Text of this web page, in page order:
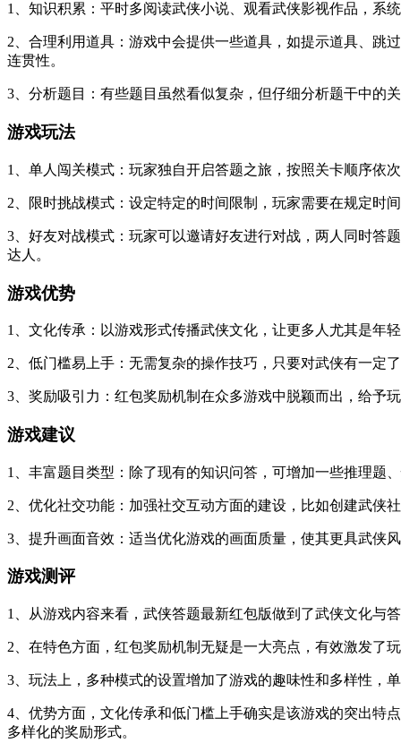
1、知识积累：平时多阅读武侠小说、观看武侠影视作品，系
2、合理利用道具：游戏中会提供一些道具，如提示道具、跳
连贯性。
3、分析题目：有些题目虽然看似复杂，但仔细分析题干中的
游戏玩法
1、单人闯关模式：玩家独自开启答题之旅，按照关卡顺序依
2、限时挑战模式：设定特定的时间限制，玩家需要在规定时
3、好友对战模式：玩家可以邀请好友进行对战，两人同时答
达人。
游戏优势
1、文化传承：以游戏形式传播武侠文化，让更多人尤其是年
2、低门槛易上手：无需复杂的操作技巧，只要对武侠有一定
3、奖励吸引力：红包奖励机制在众多游戏中脱颖而出，给予
游戏建议
1、丰富题目类型：除了现有的知识问答，可增加一些推理题
2、优化社交功能：加强社交互动方面的建设，比如创建武侠
3、提升画面音效：适当优化游戏的画面质量，使其更具武侠
游戏测评
1、从游戏内容来看，武侠答题最新红包版做到了武侠文化与
2、在特色方面，红包奖励机制无疑是一大亮点，有效激发了
3、玩法上，多种模式的设置增加了游戏的趣味性和多样性，
4、优势方面，文化传承和低门槛上手确实是该游戏的突出特
多样化的奖励形式。